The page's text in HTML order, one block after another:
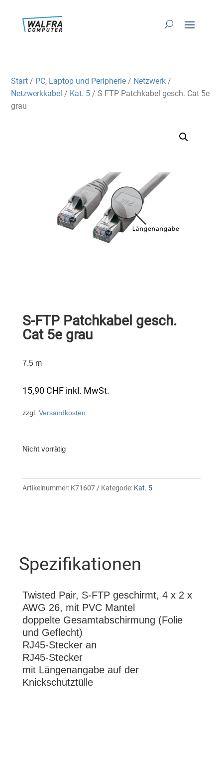
Start / PC, Laptop und Peripherie / Netzwerk /
Netzwerkkabel / Kat. 5 / S-FTP Patchkabel gesch. Cat 5e
grau
S-FTP Patchkabel gesch.
Cat 5e grau
7.5 m
15,90 CHF inkl. MwSt.
zzgl. Versandkosten
Nicht vorrätig
Artikelnummer: K71607 Kategorie: Kat. 5
Spezifikationen
Twisted Pair, S-FTP geschirmt, 4 x 2 x
AWG 26, mit PVC Mantel
doppelte Gesamtabschirmung (Folie
und Geflecht)
RJ45-Stecker an
RJ45-Stecker
mit Längenangabe auf der
Knickschutztülle